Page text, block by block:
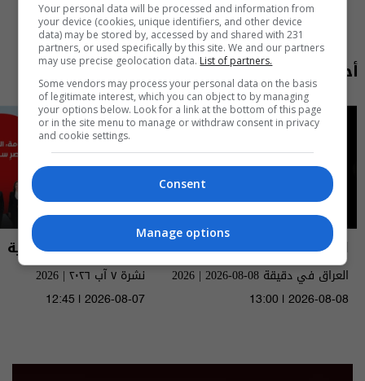
أحدث الحلقات
العراق في دقيقة
العراق في دقيقة 08-08-2026 | 2026
13:00 | 2026-08-08
نشرة أخبار السومرية
نشرة ٧ آب ٢٠٢٦ | 2026
12:45 | 2026-08-07
Your personal data will be processed and information from
your device (cookies, unique identifiers, and other device
data) may be stored by, accessed by and shared with 231
partners, or used specifically by this site. We and our partners
may use precise geolocation data. List of partners.
Some vendors may process your personal data on the basis
of legitimate interest, which you can object to by managing
your options below. Look for a link at the bottom of this page
or in the site menu to manage or withdraw consent in privacy
and cookie settings.
Consent
Manage options